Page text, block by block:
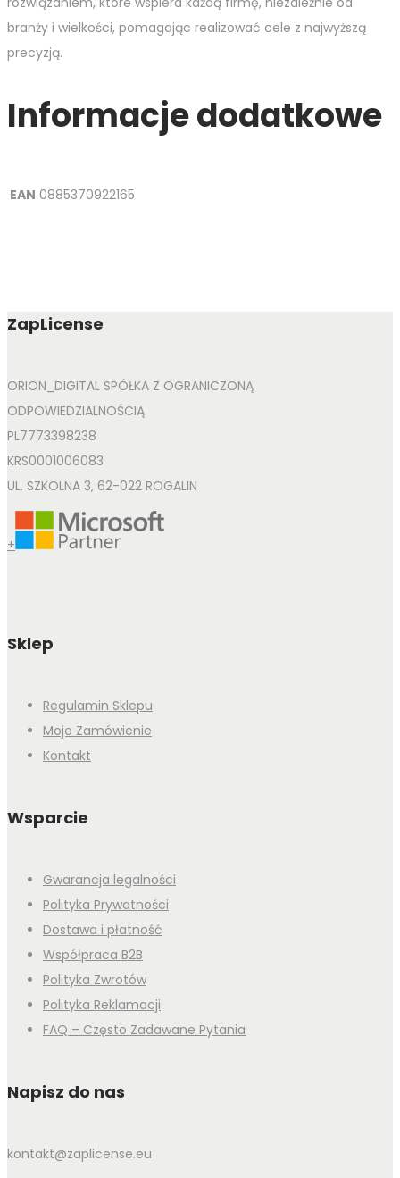
branży i wielkości, pomagając realizować cele z najwyższą
precyzją.
Informacje dodatkowe
EAN 0885370922165
ZapLicense
ORION_DIGITAL SPÓŁKA Z OGRANICZONĄ
ODPOWIEDZIALNOŚCIĄ
PL7773398238
KRS0001006083
UL. SZKOLNA 3, 62-022 ROGALIN
+
Sklep
Regulamin Sklepu
Moje Zamówienie
Kontakt
Wsparcie
Gwarancja legalności
Polityka Prywatności
Dostawa i płatność
Współpraca B2B
Polityka Zwrotów
Polityka Reklamacji
FAQ – Często Zadawane Pytania
Napisz do nas
kontakt@zaplicense.eu